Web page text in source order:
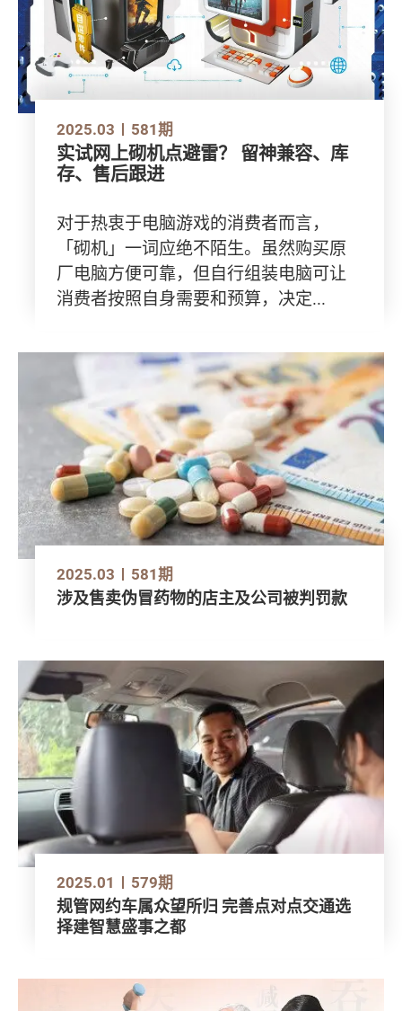
2025.03 581期
实试网上砌机点避雷？ 留神兼容、库
存、售后跟进
对于热衷于电脑游戏的消费者而言，
「砌机」一词应绝不陌生。虽然购买原
厂电脑方便可靠，但自行组装电脑可让
消费者按照自身需要和预算，决定...
2025.03 581期
涉及售卖伪冒药物的店主及公司被判罚款
2025.01 579期
规管网约车属众望所归 完善点对点交通选
择建智慧盛事之都